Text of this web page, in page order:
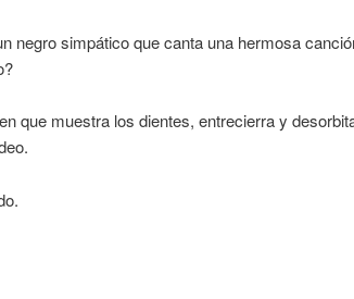
negro simpático que canta una hermosa
que muestra los dientes, entrecierra y